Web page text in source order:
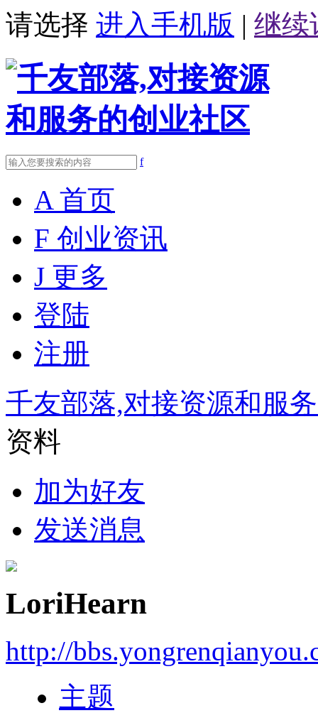
请选择 进入手机版 | 继续
f
A 首页
F 创业资讯
J 更多
登陆
注册
千友部落,对接资源和服
资料
加为好友
发送消息
LoriHearn
http://
主题